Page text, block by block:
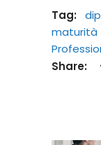
Tag:
maturità
Share: